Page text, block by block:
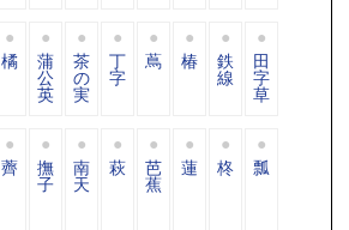
橘 蒲
公
英
茶
の
実
丁
字
蔦 椿 鉄
線
田
字
草
薺 撫
子
南
天
萩 芭
蕉
蓮 柊 瓢